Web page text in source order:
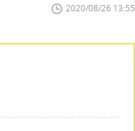
2020/08/26 13:55